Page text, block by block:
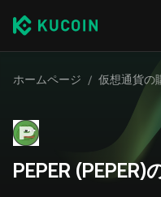
ホームページ / 仮想通貨の
PEPER (PEPER)